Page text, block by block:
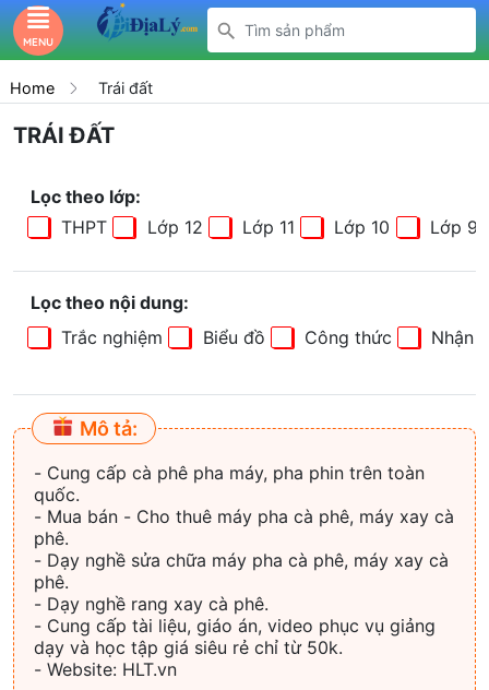
MENU
Home Trái đất
TRÁI ĐẤT
Lọc theo lớp:
THPT
Lớp 12 Lớp 11 Lớp 10 Lớp 9
Lọc theo nội dung:
Trắc nghiệm
Biểu đồ Công thức Nhận
Mô tả:
- Cung cấp cà phê pha máy, pha phin trên toàn
quốc.
- Mua bán - Cho thuê máy pha cà phê, máy xay cà
phê.
- Dạy nghề sửa chữa máy pha cà phê, máy xay cà
phê.
- Dạy nghề rang xay cà phê.
- Cung cấp tài liệu, giáo án, video phục vụ giảng
dạy và học tập giá siêu rẻ chỉ từ 50k.
- Website: HLT.vn